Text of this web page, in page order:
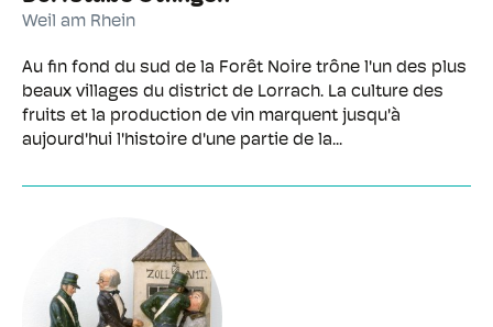
Weil am Rhein
Au fin fond du sud de la Forêt Noire trône l'un des plus
beaux villages du district de Lorrach. La culture des
fruits et la production de vin marquent jusqu'à
aujourd'hui l'histoire d'une partie de la...